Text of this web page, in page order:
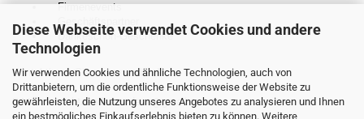
Diese Webseite verwendet Cookies und andere
Technologien
Wir verwenden Cookies und ähnliche Technologien, auch von
Drittanbietern, um die ordentliche Funktionsweise der Website zu
gewährleisten, die Nutzung unseres Angebotes zu analysieren und Ihnen
ein bestmögliches Einkaufserlebnis bieten zu können. Weitere
Firmenevents
Geschäftspartner
Dankeschön-Geschenke
Kontaktieren Sie uns unverbindlich:
E-Mail:kontakt.teedesnordens@gmail.com